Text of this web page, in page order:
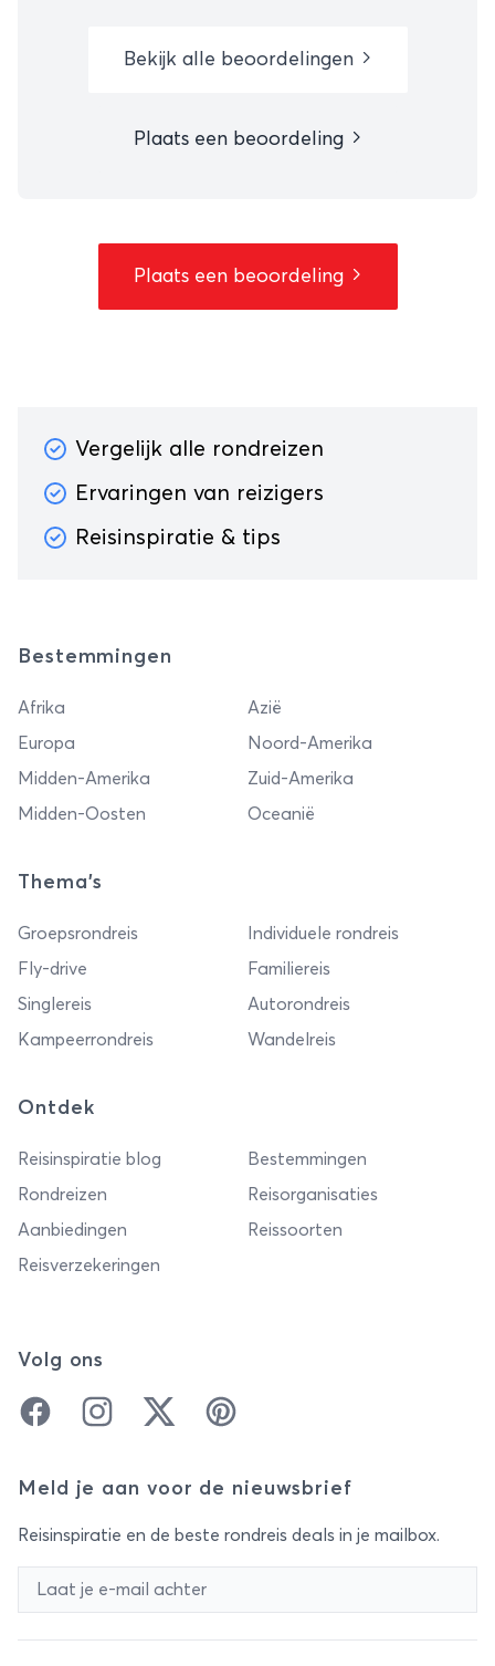
Bekijk alle beoordelingen
Plaats een beoordeling
Plaats een beoordeling
Vergelijk alle rondreizen
Ervaringen van reizigers
Reisinspiratie & tips
Bestemmingen
Afrika
Azië
Europa
Noord-Amerika
Midden-Amerika
Zuid-Amerika
Midden-Oosten
Oceanië
Thema's
Groepsrondreis
Individuele rondreis
Fly-drive
Familiereis
Singlereis
Autorondreis
Kampeerrondreis
Wandelreis
Ontdek
Reisinspiratie blog
Bestemmingen
Rondreizen
Reisorganisaties
Aanbiedingen
Reissoorten
Reisverzekeringen
Volg ons
FacebookInstagramTwitter Pinterest
Meld je aan voor de nieuwsbrief
Reisinspiratie en de beste rondreis deals in je mailbox.